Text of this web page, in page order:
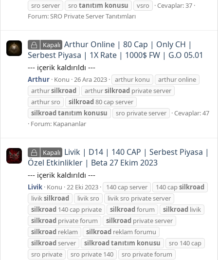
sro server
sro tanıtım konusu vsro
Cevaplar: 37
Forum:SRO Private Server Tanıtımları
Kapalı Arthur Online | 80 Cap | Only CH |
Serbest Piyasa | 1X Rate | 1000$ FW | G.O 05.01
--- içerik kaldırıldı ---
Arthur Konu 26 Ara 2023 arthur konu
arthur online
arthursilkroad arthursilkroad private server
arthur sro
silkroad80 cap server
silkroadtanıtım konusu sro private server
Cevaplar: 47
Forum: Kapananlar
Kapalı Livik | D14 | 140 CAP | Serbest Piyasa |
Özel Etkinlikler | Beta 27 Ekim 2023
--- içerik kaldırıldı ---
Livik Konu 22 Eki 2023 140 cap server 140 capsilkroad
liviksilkroad livik sro
livik sro private server
silkroad 140 cap private silkroadforum silkroad livik
silkroad private forum silkroad private server
silkroad reklam silkroad reklam forumu
silkroadserver silkroadtanıtım konusu
sro 140 cap
sro private
sro private 140
sro private forum